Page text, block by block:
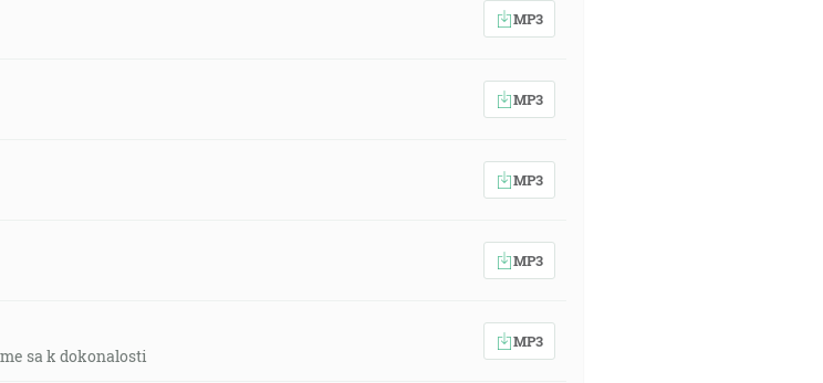
MP3
MP3
MP3
MP3
sa k dokonalosti
MP3